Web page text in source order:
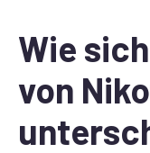
Wie
von